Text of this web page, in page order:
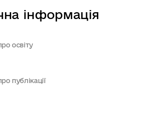
інформація
освіту
публікації